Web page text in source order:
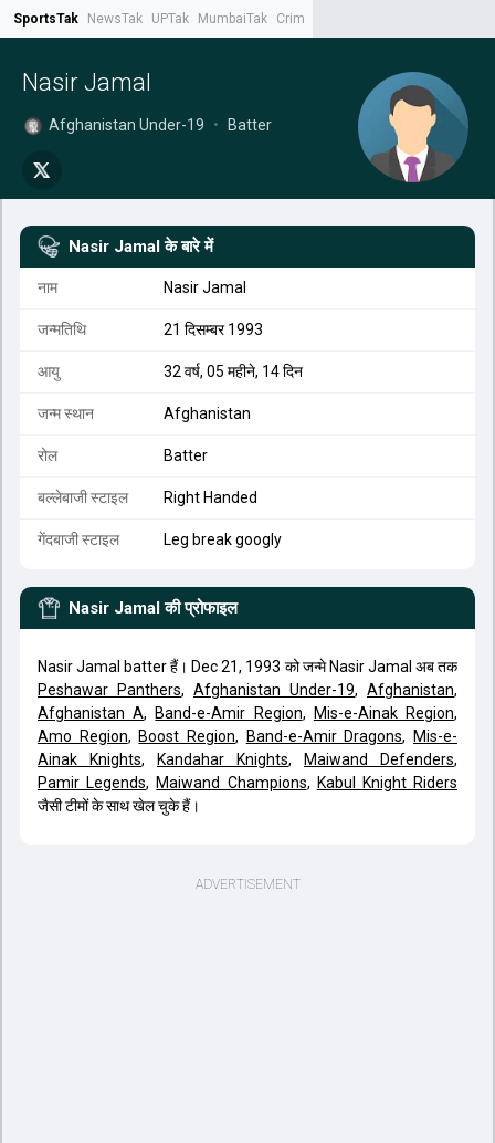
SportsTak NewsTak UPTak MumbaiTak CrimeTak
Nasir Jamal
Afghanistan Under-19 • Batter
Nasir Jamal के बारे में
नाम Nasir Jamal
जन्मतिथि 21 दिसम्बर 1993
आयु 32 वर्ष, 05 महीने, 14 दिन
जन्म स्थान Afghanistan
रोल Batter
बल्लेबाजी स्टाइल Right Handed
गेंदबाजी स्टाइल Leg break googly
Nasir Jamal की प्रोफाइल
Nasir Jamal batter हैं। Dec 21, 1993 को जन्मे Nasir Jamal अब तक
Peshawar Panthers, Afghanistan Under-19, Afghanistan,
Afghanistan A, Band-e-Amir Region, Mis-e-Ainak Region,
Amo Region, Boost Region, Band-e-Amir Dragons,
Mis-e-
Ainak Knights, Kandahar Knights, Maiwand Defenders,
Pamir Legends, Maiwand Champions, Kabul Knight Riders
जैसी टीमों के साथ खेल चुके हैं।